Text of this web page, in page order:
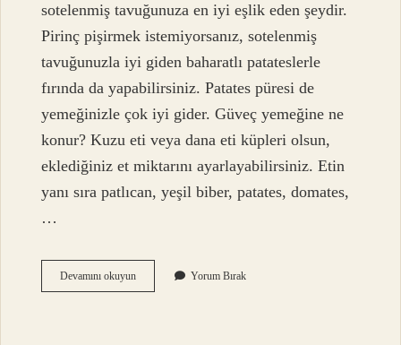
sotelenmiş tavuğunuza en iyi eşlik eden şeydir.
Pirinç pişirmek istemiyorsanız, sotelenmiş
tavuğunuzla iyi giden baharatlı patateslerle
fırında da yapabilirsiniz. Patates püresi de
yemeğinizle çok iyi gider. Güveç yemeğine ne
konur? Kuzu eti veya dana eti küpleri olsun,
eklediğiniz et miktarını ayarlayabilirsiniz. Etin
yanı sıra patlıcan, yeşil biber, patates, domates,
…
Devamını okuyunGüveç
Yemeğinin
Yorum Bırak